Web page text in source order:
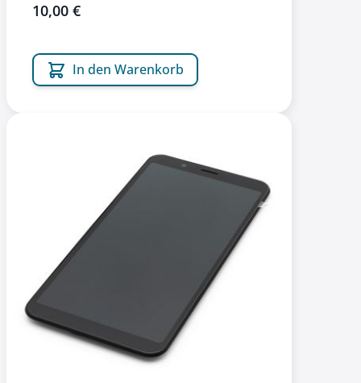
10,00 €
In den Warenkorb